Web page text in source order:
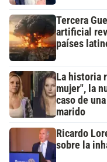
Tercera
artificial
países
La historia
mujer", la
caso de
marido
Ricardo
sobre la